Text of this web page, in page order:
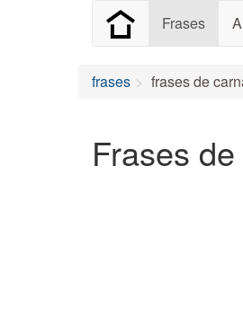
Frases
frases frases de
Frases